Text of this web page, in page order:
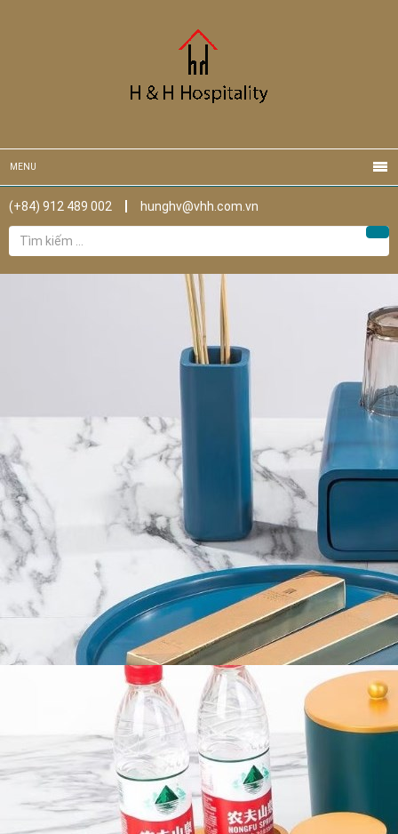
MENU
(+84) 912 489 002
hunghv@vhh.com.vn
Tìm
kiếm
cho: